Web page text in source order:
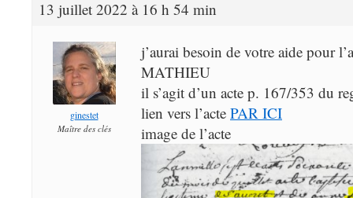
13 juillet 2022 à 16 h 54 min
ginestet
Maître des clés
j’aurai besoin de votre aide pour
MATHIEU
il s’agit d’un acte p. 167/353 du
lien vers l’acte PAR ICI
image de l’acte